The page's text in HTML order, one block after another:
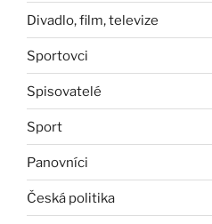
Divadlo, film, televize
Sportovci
Spisovatelé
Sport
Panovníci
Česká politika